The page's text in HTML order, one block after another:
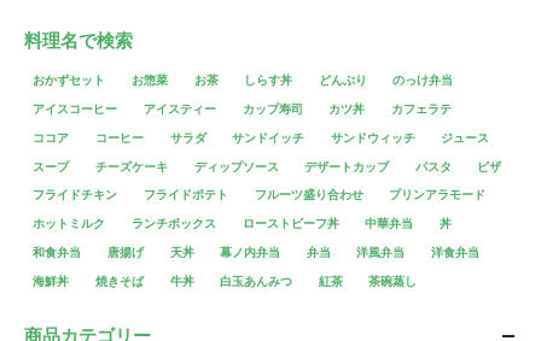
料理名で検索
おかずセット お惣菜 お茶 しらす丼 どんぶり
のっけ弁当
アイスコーヒー
アイスティー カップ寿司 カツ丼
カフェラテ
ココア
コーヒー サラダ サンドイッチ サンドウィッチ
ジュース
スープ
チーズケーキ ディップソース デザートカップ パスタ
ピザ
フライドチキン
フライドポテト フルーツ盛り合わせ
プリンアラモード
ホットミルク
ランチボックス ローストビーフ丼 中華弁当
丼
和食弁当
唐揚げ 天丼 幕ノ内弁当 弁当 洋風弁当
洋食弁当
海鮮丼
焼きそば 牛丼 白玉あんみつ 紅茶 茶碗蒸し
商品カテゴリー